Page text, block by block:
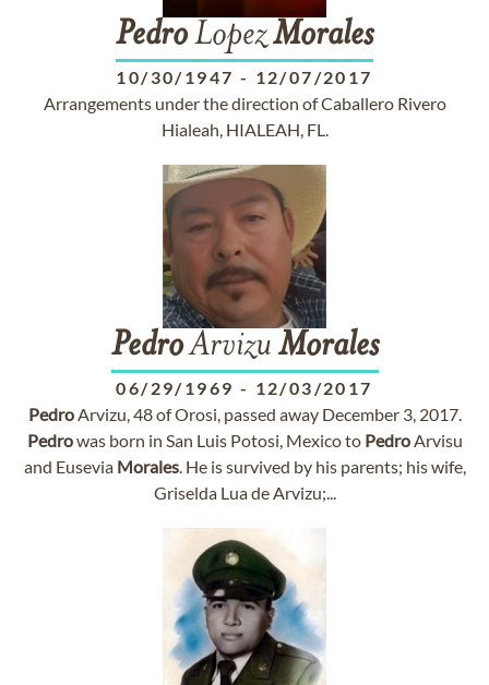
PedroLopezMorales
10/30/1947 - 12/07/2017
Arrangements under the direction of Caballero Rivero
Hialeah, HIALEAH, FL.
PedroArvizu Morales
06/29/1969 - 12/03/2017
PedroArvizu, 48 of Orosi, passed away December 3, 2017.
Pedrowas born in San Luis Potosi, Mexico to PedroArvisu
and Eusevia Morales. He is survived by his parents; his wife,
Griselda Lua de Arvizu;...